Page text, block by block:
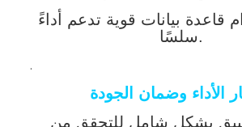
قاعدة بيانات قوية تدعم أداءً
سلسًا.
.
بشكل شامل للتحقق من